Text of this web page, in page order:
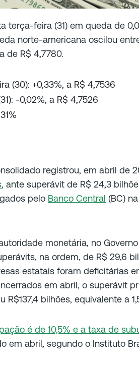
terça-feira (31) em queda de
norte-americana oscilou
de R$ 4,7780.
(30): +0,33%, a R$ 4,7536
-0,02%, a R$ 4,7526
registrou, em abril de
, ante superávit de R$ 24,3
pelo Banco Central (BC)
monetária, no
na ordem, de R$ 29,6
estatais foram deficitárias
em abril, o superávit
R$137,4 bilhões, equivalente a
é de 10,5% e a taxa de
em abril, segundo o Instituto